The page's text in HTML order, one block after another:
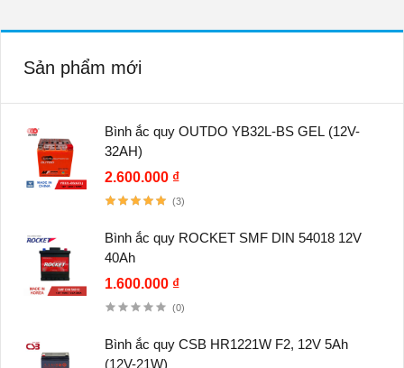
Sản phẩm mới
Bình ắc quy OUTDO YB32L-BS GEL (12V-
32AH)
2.600.000 ₫
(3)
Bình ắc quy ROCKET SMF DIN 54018 12V
40Ah
1.600.000 ₫
(0)
Bình ắc quy CSB HR1221W F2, 12V 5Ah
(12V-21W)